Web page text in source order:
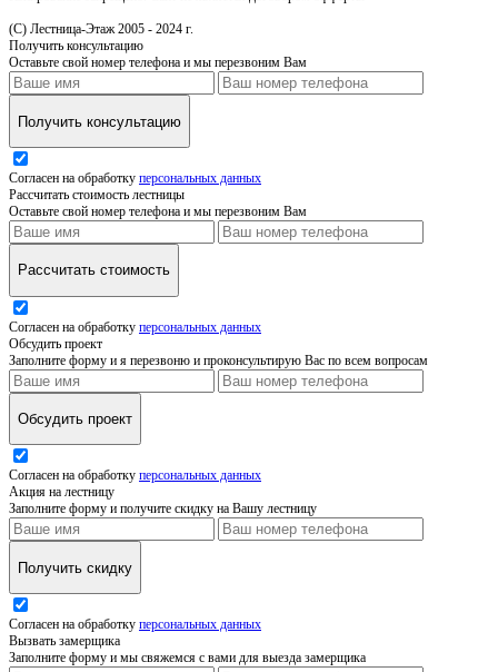
(С) Лестница-Этаж 2005 - 2024 г.
Получить консультацию
Оставьте свой номер телефона и мы перезвоним Вам
Получить консультацию
Согласен на обработку персональных данных
Рассчитать стоимость лестницы
Оставьте свой номер телефона и мы перезвоним Вам
Рассчитать стоимость
Согласен на обработку персональных данных
Обсудить проект
Заполните форму и я перезвоню и проконсультирую Вас по всем вопросам
Обсудить проект
Согласен на обработку персональных данных
Акция на лестницу
Заполните форму и получите скидку на Вашу лестницу
Получить скидку
Согласен на обработку персональных данных
Вызвать замерщика
Заполните форму и мы свяжемся с вами для выезда замерщика